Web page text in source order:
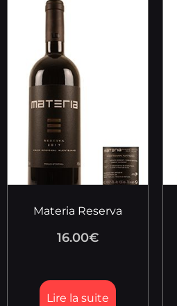
Materia Reserva
16.00€
Lire la suite